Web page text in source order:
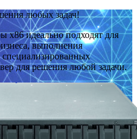
любых задач!
x86 идеально подходят для
выполнения
для решения любой задачи.